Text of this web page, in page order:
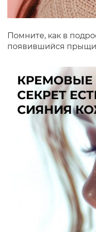
Помните, как в
появившийся